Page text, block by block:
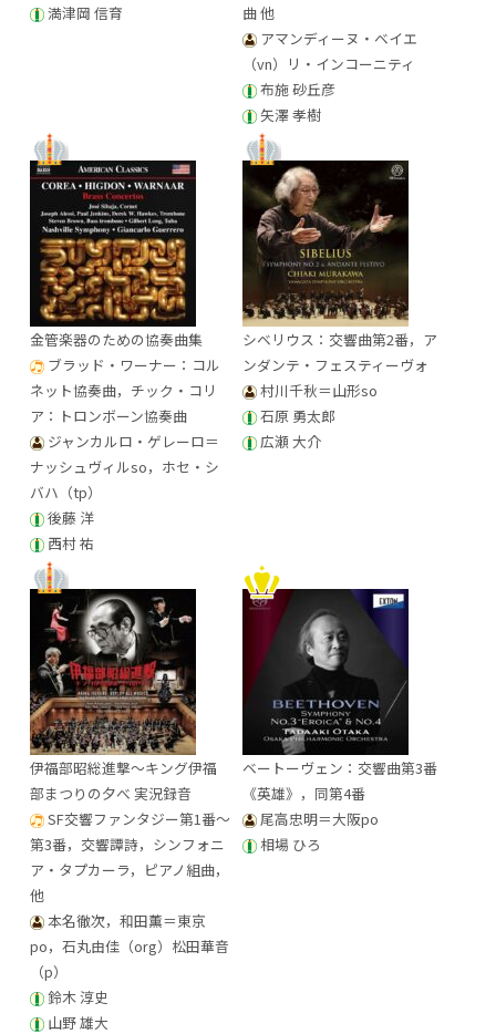
満津岡 信育
曲 他
アマンディーヌ・ベイエ
（vn）リ・インコーニティ
布施 砂丘彦
矢澤 孝樹
金管楽器のための協奏曲集
ブラッド・ワーナー：コル
ネット協奏曲，チック・コリ
ア：トロンボーン協奏曲
ジャンカルロ・ゲレーロ＝
ナッシュヴィルso，ホセ・シ
バハ（tp）
後藤 洋
西村 祐
シベリウス：交響曲第2番，ア
ンダンテ・フェスティーヴォ
村川千秋＝山形so
石原 勇太郎
広瀬 大介
伊福部昭総進撃～キング伊福
部まつりの夕べ 実況録音
SF交響ファンタジー第1番～
第3番，交響譚詩，シンフォニ
ア・タプカーラ，ピアノ組曲，
他
本名徹次，和田薫＝東京
po，石丸由佳（org）松田華音
（p）
鈴木 淳史
山野 雄大
ベートーヴェン：交響曲第3番
《英雄》，同第4番
尾高忠明＝大阪po
相場 ひろ